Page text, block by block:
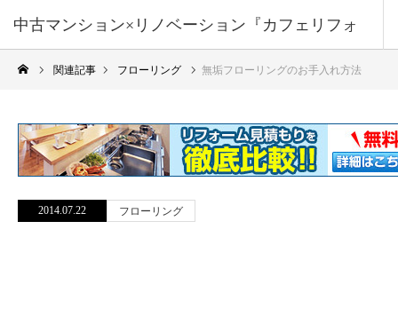
中古マンション×リノベーション『カフェリフォ
ーム』関連記事 フローリング 無垢フローリングのお手入れ方法
2014.07.22 フローリング